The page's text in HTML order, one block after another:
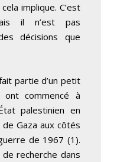
implique. C’est
il n’est pas
décisions que
partie d’un petit
commencé à
palestinien en
Gaza aux côtés
de 1967 (1).
de recherche dans